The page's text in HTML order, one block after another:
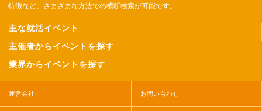
特徴など、さまざまな方法での横断検索が可能です。
主な就活イベント
主催者からイベントを探す
業界からイベントを探す
運営会社 お問い合わせ